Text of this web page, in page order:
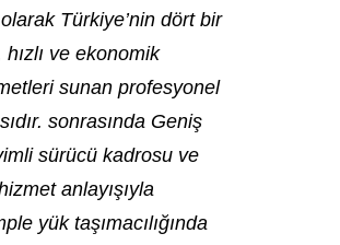
Türkiye’nin dört bir
ve ekonomik
sunan profesyonel
sonrasında Geniş
sürücü kadrosu ve
anlayışıyla
yük taşımacılığında